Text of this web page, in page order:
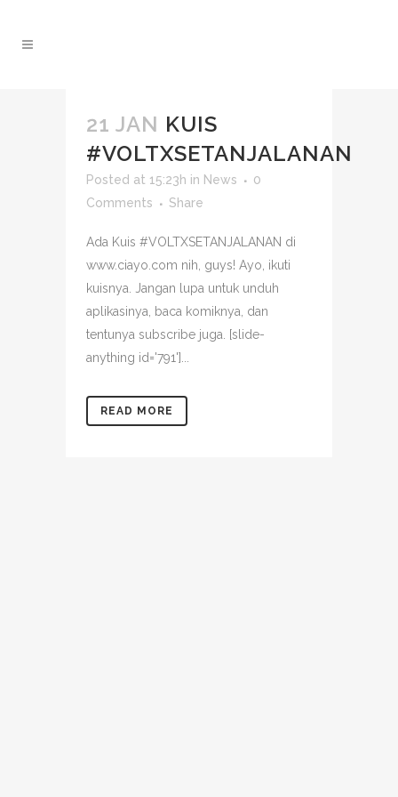
21 JAN KUIS
#VOLTXSETANJALANAN
Posted at 15:23h in News
0
Comments
Share
Ada Kuis #VOLTXSETANJALANAN di
www.ciayo.com nih, guys! Ayo, ikuti
kuisnya. Jangan lupa untuk unduh
aplikasinya, baca komiknya, dan
tentunya subscribe juga. [slide-
anything id='791']...
READ MORE